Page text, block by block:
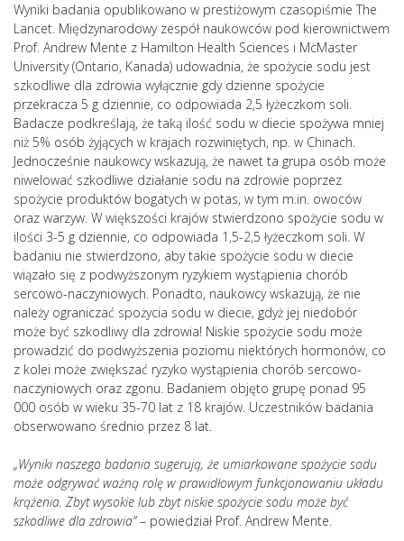
Wyniki badania opublikowano w prestiżowym czasopiśmie The
Lancet. Międzynarodowy zespół naukowców pod kierownictwem
Prof. Andrew Mente z Hamilton Health Sciences i McMaster
University (Ontario, Kanada) udowadnia, że spożycie sodu jest
szkodliwe dla zdrowia wyłącznie gdy dzienne spożycie
przekracza 5 g dziennie, co odpowiada 2,5 łyżeczkom soli.
Badacze podkreślają, że taką ilość sodu w diecie spożywa mniej
niż 5% osób żyjących w krajach rozwiniętych, np. w Chinach.
Jednocześnie naukowcy wskazują, że nawet ta grupa osób może
niwelować szkodliwe działanie sodu na zdrowie poprzez
spożycie produktów bogatych w potas, w tym m.in. owoców
oraz warzyw. W większości krajów stwierdzono spożycie sodu w
ilości 3-5 g dziennie, co odpowiada 1,5-2,5 łyżeczkom soli. W
badaniu nie stwierdzono, aby takie spożycie sodu w diecie
wiązało się z podwyższonym ryzykiem wystąpienia chorób
sercowo-naczyniowych. Ponadto, naukowcy wskazują, że nie
należy ograniczać spożycia sodu w diecie, gdyż jej niedobór
może być szkodliwy dla zdrowia! Niskie spożycie sodu może
prowadzić do podwyższenia poziomu niektórych hormonów, co
z kolei może zwiększać ryzyko wystąpienia chorób sercowo-
naczyniowych oraz zgonu. Badaniem objęto grupę ponad 95
000 osób w wieku 35-70 lat z 18 krajów. Uczestników badania
obserwowano średnio przez 8 lat.
„Wyniki naszego badania sugerują, że umiarkowane spożycie sodu
może odgrywać ważną rolę w prawidłowym funkcjonowaniu układu
krążenia. Zbyt wysokie lub zbyt niskie spożycie sodu może być
szkodliwe dla zdrowia”– powiedział Prof. Andrew Mente.